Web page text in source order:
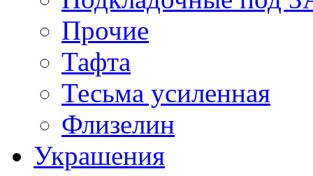
Прочие
Тафта
Тесьма усиленная
Флизелин
Украшения